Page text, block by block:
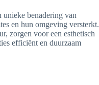
unieke benadering van
en hun omgeving versterkt.
zorgen voor een esthetisch
efficiënt en duurzaam